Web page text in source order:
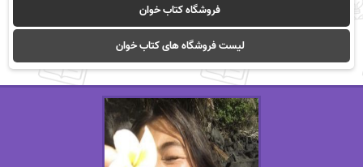
فروشگاه کتاب خوان
لیست فروشگاه های کتاب خوان